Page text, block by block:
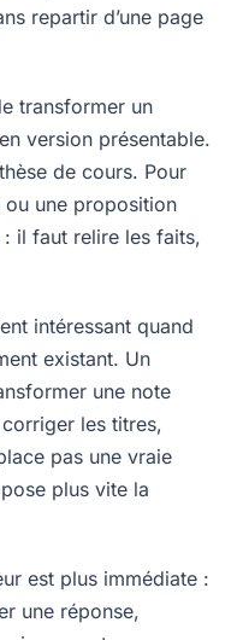
repartir d’une page
transformer un
version présentable.
de cours. Pour
une proposition
il faut relire les faits,
intéressant quand
existant. Un
une note
les titres,
pas une vraie
plus vite la
est plus immédiate :
une réponse,